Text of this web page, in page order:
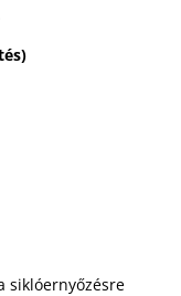
siklóernyőzésre